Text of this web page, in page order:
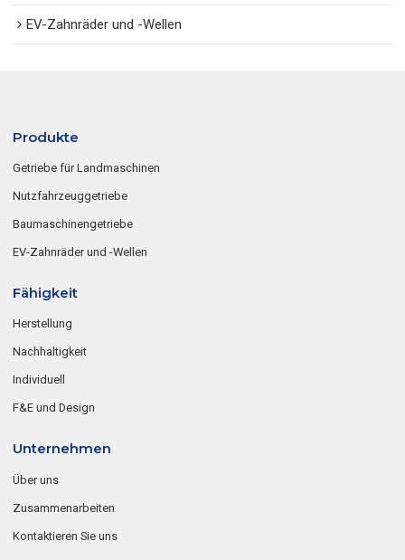
EV-Zahnräder und -Wellen
Produkte
Getriebe für Landmaschinen
Nutzfahrzeuggetriebe
Baumaschinengetriebe
EV-Zahnräder und -Wellen
Fähigkeit
Herstellung
Nachhaltigkeit
Individuell
F&E und Design
Unternehmen
Über uns
Zusammenarbeiten
Kontaktieren Sie uns